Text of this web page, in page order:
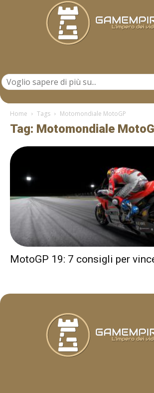
Home Tags Motomondiale MotoGP
Tag: Motomondiale
MotoGP 19: 7 consigli per